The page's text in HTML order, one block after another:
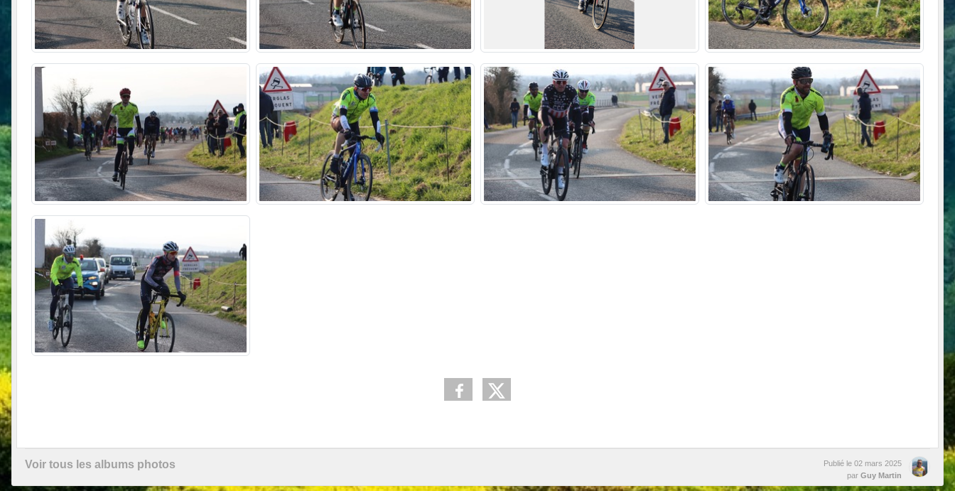
Voir tous les albums photos Publié le 02 mars 2025
par Guy Martin